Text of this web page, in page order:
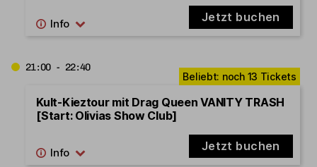
Jetzt buchen
21:00 - 22:40
Kult-Kieztour mit Drag Queen VANITY TRASH
[Start: Olivias Show Club]
Jetzt buchen